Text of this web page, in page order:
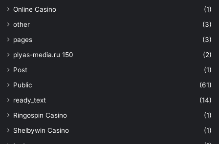
Online Casino
(1)
other
(3)
pages
(3)
plyas-media.ru 150
(2)
Post
(1)
Public
(61)
ready_text
(14)
Ringospin Casino
(1)
Shelbywin Casino
(1)